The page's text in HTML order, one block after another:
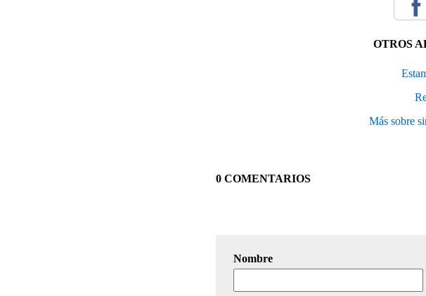
OTROS
Más sobre
0 COMENTARIOS
Nombre